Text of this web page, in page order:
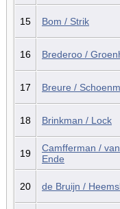
15 Bom / Strik
16 Brederoo /
17 Breure /
18 Brinkman / Lock
19
Camfferman /
Ende
20 de Bruijn /